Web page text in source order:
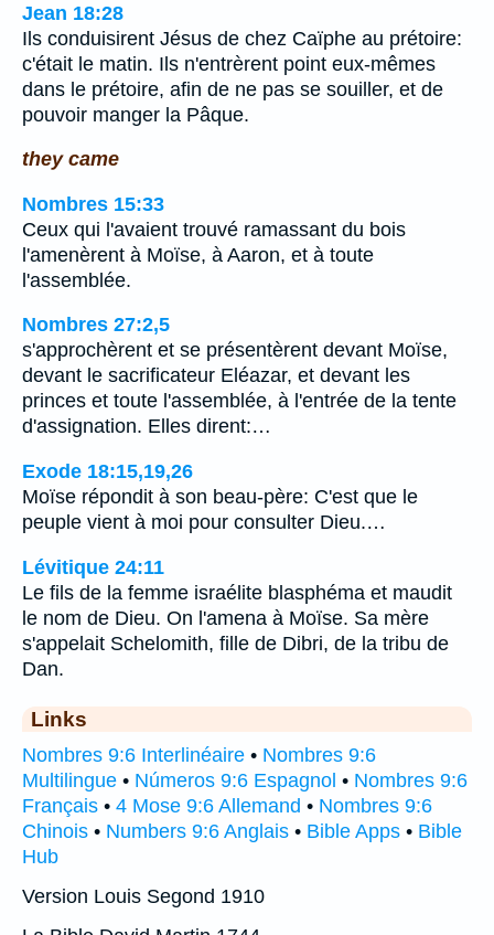
Jean 18:28
Ils conduisirent Jésus de chez Caïphe au prétoire:
c'était le matin. Ils n'entrèrent point eux-mêmes
dans le prétoire, afin de ne pas se souiller, et de
pouvoir manger la Pâque.
they came
Nombres 15:33
Ceux qui l'avaient trouvé ramassant du bois
l'amenèrent à Moïse, à Aaron, et à toute
l'assemblée.
Nombres 27:2,5
s'approchèrent et se présentèrent devant Moïse,
devant le sacrificateur Eléazar, et devant les
princes et toute l'assemblée, à l'entrée de la tente
d'assignation. Elles dirent:…
Exode 18:15,19,26
Moïse répondit à son beau-père: C'est que le
peuple vient à moi pour consulter Dieu.…
Lévitique 24:11
Le fils de la femme israélite blasphéma et maudit
le nom de Dieu. On l'amena à Moïse. Sa mère
s'appelait Schelomith, fille de Dibri, de la tribu de
Dan.
Links
Nombres 9:6 Interlinéaire • Nombres 9:6
Multilingue • Números 9:6 Espagnol • Nombres 9:6
Français • 4 Mose 9:6 Allemand • Nombres 9:6
Chinois • Numbers 9:6 Anglais • Bible Apps • Bible
Hub
Version Louis Segond 1910